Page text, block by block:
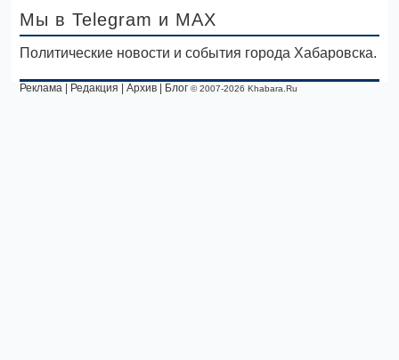
Мы в Telegram и MAX
Политические новости и события города Хабаровска.
Реклама Редакция |Архив Блог © 2007-2026 Khabara.Ru